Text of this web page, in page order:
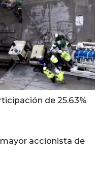
de 25.63%
accionista de